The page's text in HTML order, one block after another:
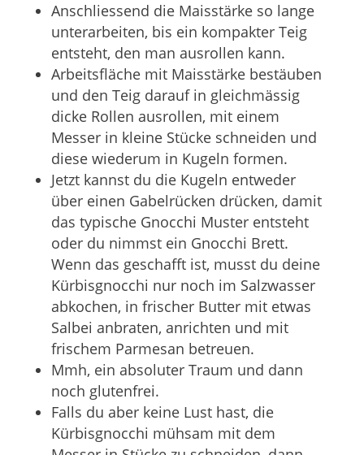
Anschliessend die Maisstärke so lange
unterarbeiten, bis ein kompakter Teig
entsteht, den man ausrollen kann.
Arbeitsfläche mit Maisstärke bestäuben
und den Teig darauf in gleichmässig
dicke Rollen ausrollen, mit einem
Messer in kleine Stücke schneiden und
diese wiederum in Kugeln formen.
Jetzt kannst du die Kugeln entweder
über einen Gabelrücken drücken, damit
das typische Gnocchi Muster entsteht
oder du nimmst ein Gnocchi Brett.
Wenn das geschafft ist, musst du deine
Kürbisgnocchi nur noch im Salzwasser
abkochen, in frischer Butter mit etwas
Salbei anbraten, anrichten und mit
frischem Parmesan betreuen.
Mmh, ein absoluter Traum und dann
noch glutenfrei.
Falls du aber keine Lust hast, die
Kürbisgnocchi mühsam mit dem